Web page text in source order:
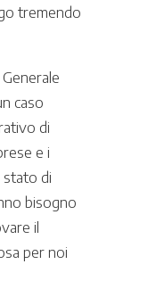
tremendo
caso
di
e i
di
bisogno
il
per noi